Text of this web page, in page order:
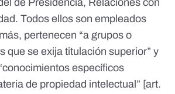
de Presidencia, Relaciones con
Todos ellos son empleados
pertenecen “a grupos o
que se exija titulación superior” y
específicos
de propiedad intelectual” [art.